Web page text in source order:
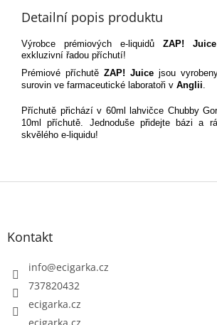
Detailní popis produktu
Výrobce prémiových e-liquidů ZAP! Juice
exkluzivní řadou příchutí!
Prémiové příchutě ZAP! Juice jsou
surovin ve farmaceutické laboratoři v Anglii
Příchutě přichází v 60ml lahvičce Chubby
10ml příchutě. Jednoduše přidejte bázi a
skvělého e-liquidu!
Kontakt
info@ecigarka.cz
737820432
ecigarka.cz